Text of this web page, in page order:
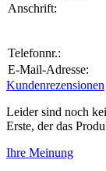
Anschrift:
Telefonnr.:
E-Mail-Adresse:
Kundenrezensionen
Leider sind noch
Erste, der das
Ihre Meinung